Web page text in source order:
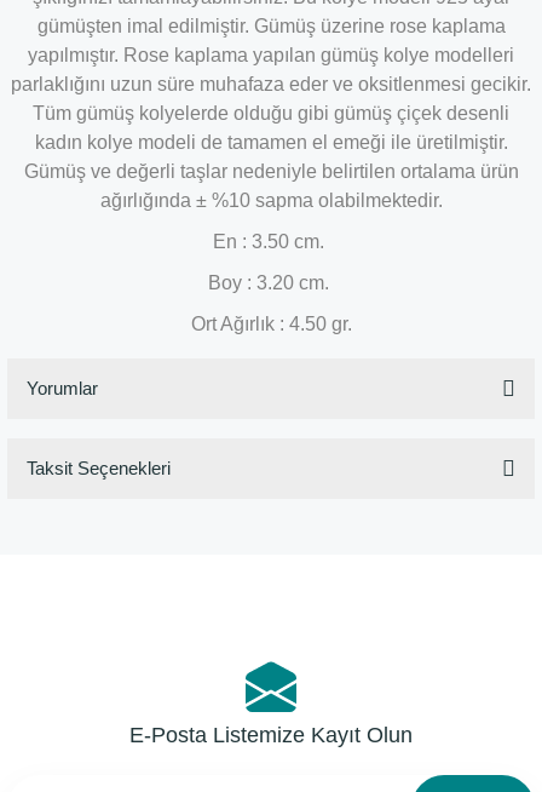
gümüşten imal edilmiştir. Gümüş üzerine rose kaplama
yapılmıştır. Rose kaplama yapılan gümüş kolye modelleri
parlaklığını uzun süre muhafaza eder ve oksitlenmesi gecikir.
Tüm gümüş kolyelerde olduğu gibi gümüş çiçek desenli
kadın kolye modeli de tamamen el emeği ile üretilmiştir.
Gümüş ve değerli taşlar nedeniyle belirtilen ortalama ürün
ağırlığında ± %10 sapma olabilmektedir.
En : 3.50 cm.
Boy : 3.20 cm.
Ort Ağırlık : 4.50 gr.
Yorumlar
Taksit Seçenekleri
E-Posta Listemize Kayıt Olun